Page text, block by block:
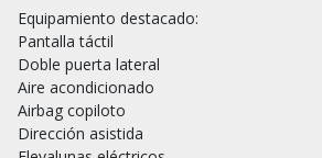
Equipamiento destacado:
Pantalla táctil
Doble puerta lateral
Aire acondicionado
Airbag copiloto
Dirección asistida